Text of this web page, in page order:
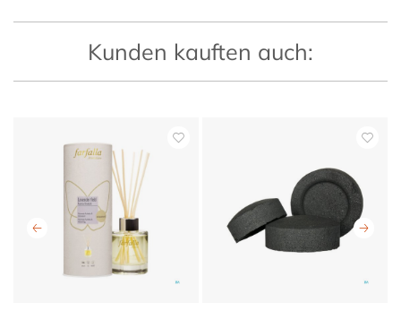
Kunden kauften auch: